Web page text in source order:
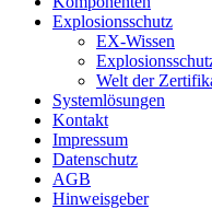
Explosionsschutz
EX-Wissen
Welt der
Systemlösungen
Kontakt
Impressum
Datenschutz
AGB
Hinweisgeber